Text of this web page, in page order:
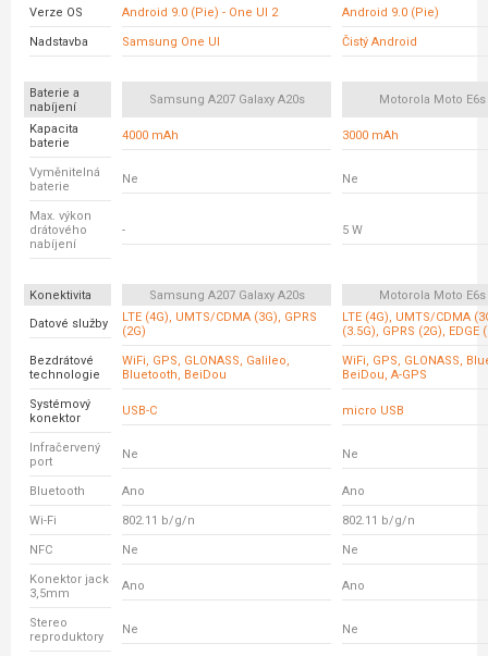
Verze OS Android 9.0 (Pie) - One UI 2 Android 9.0 (Pie)
Nadstavba Samsung One UI Čistý Android
Baterie a
nabíjení
Samsung A207 Galaxy A20s Motorola Moto
Kapacita
baterie
4000 mAh 3000 mAh
Vyměnitelná
baterie
Ne Ne
Max. výkon
drátového
nabíjení
- 5 W
Konektivita Samsung A207 Galaxy A20s
Motorola Moto
Datové služby
LTE (4G), UMTS/CDMA (3G), GPRS
(2G)
LTE (4G), UMTS/CDMA
(3.5G), GPRS (2G), EDGE
Bezdrátové
technologie
WiFi, GPS, GLONASS, Galileo,
Bluetooth, BeiDou
WiFi, GPS, GLONASS,
BeiDou, A-GPS
Systémový
konektor
USB-C micro USB
Infračervený
port
Ne Ne
Bluetooth Ano Ano
Wi-Fi 802.11 b/g/n 802.11 b/g/n
NFC Ne Ne
Konektor jack
3,5mm
Ano Ano
Stereo
reproduktory
Ne Ne